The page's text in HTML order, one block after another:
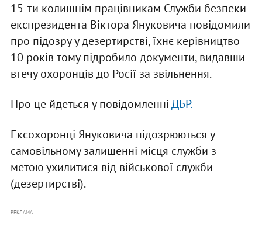
15-ти колишнім працівникам Служби безпеки
експрезидента Віктора Януковича повідомили
про підозру у дезертирстві, їхнє керівництво
10 років тому підробило документи, видавши
втечу охоронців до Росії за звільнення.
Про це йдеться у повідомленніДБР.
Ексохоронці Януковича підозрюються у
самовільному залишенні місця служби з
метою ухилитися від військової служби
(дезертирстві).
РЕКЛАМА